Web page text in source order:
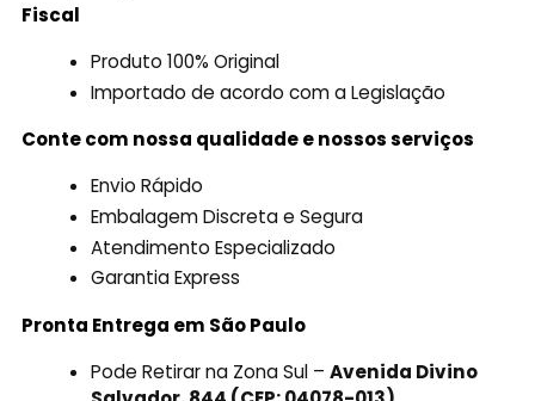
Fiscal
Produto 100% Original
Importado de acordo com a Legislação
Conte com nossa qualidade e nossos serviços
Envio Rápido
Embalagem Discreta e Segura
Atendimento Especializado
Garantia Express
Pronta Entrega em São Paulo
Pode Retirar na Zona Sul –Avenida Divino